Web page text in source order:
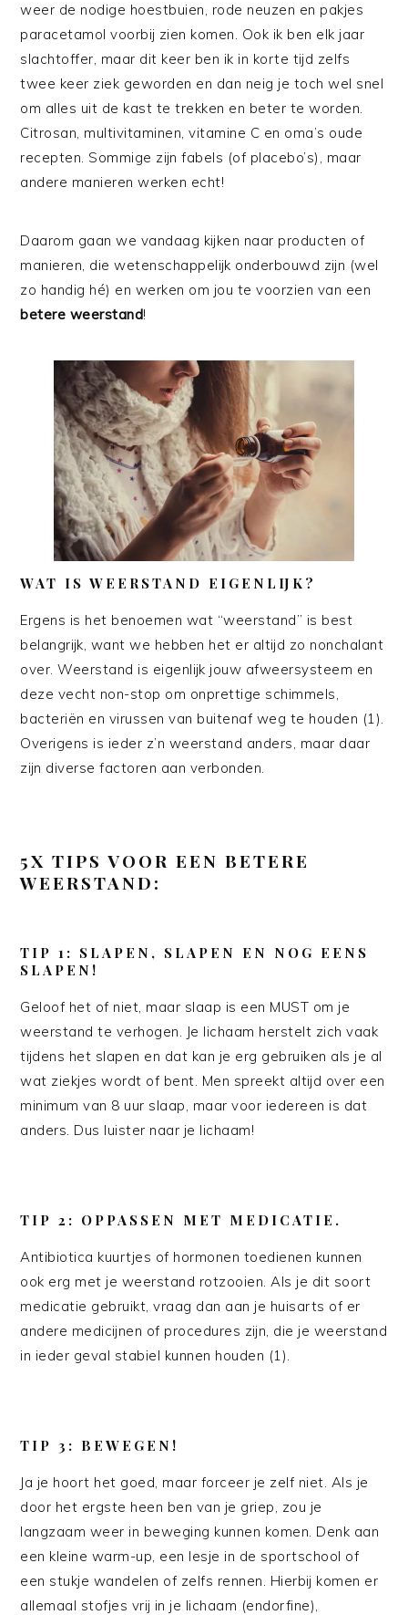
weer de nodige hoestbuien, rode neuzen en pakjes
paracetamol voorbij zien komen. Ook ik ben elk jaar
slachtoffer, maar dit keer ben ik in korte tijd zelfs
twee keer ziek geworden en dan neig je toch wel snel
om alles uit de kast te trekken en beter te worden.
Citrosan, multivitaminen, vitamine C en oma’s oude
recepten. Sommige zijn fabels (of placebo’s), maar
andere manieren werken echt!
Daarom gaan we vandaag kijken naar producten of
manieren, die wetenschappelijk onderbouwd zijn (wel
zo handig hé) en werken om jou te voorzien van een
betere weerstand!
WAT IS WEERSTAND EIGENLIJK?
Ergens is het benoemen wat “weerstand” is best
belangrijk, want we hebben het er altijd zo nonchalant
over. Weerstand is eigenlijk jouw afweersysteem en
deze vecht non-stop om onprettige schimmels,
bacteriën en virussen van buitenaf weg te houden (1).
Overigens is ieder z’n weerstand anders, maar daar
zijn diverse factoren aan verbonden.
5X TIPS VOOR EEN BETERE
WEERSTAND:
TIP 1: SLAPEN, SLAPEN EN NOG EENS
SLAPEN!
Geloof het of niet, maar slaap is een MUST om je
weerstand te verhogen. Je lichaam herstelt zich vaak
tijdens het slapen en dat kan je erg gebruiken als je al
wat ziekjes wordt of bent. Men spreekt altijd over een
minimum van 8 uur slaap, maar voor iedereen is dat
anders. Dus luister naar je lichaam!
TIP 2: OPPASSEN MET MEDICATIE.
Antibiotica kuurtjes of hormonen toedienen kunnen
ook erg met je weerstand rotzooien. Als je dit soort
medicatie gebruikt, vraag dan aan je huisarts of er
andere medicijnen of procedures zijn, die je weerstand
in ieder geval stabiel kunnen houden (1).
TIP 3: BEWEGEN!
Ja je hoort het goed, maar forceer je zelf niet. Als je
door het ergste heen ben van je griep, zou je
langzaam weer in beweging kunnen komen. Denk aan
een kleine warm-up, een lesje in de sportschool of
een stukje wandelen of zelfs rennen. Hierbij komen er
allemaal stofjes vrij in je lichaam (endorfine),